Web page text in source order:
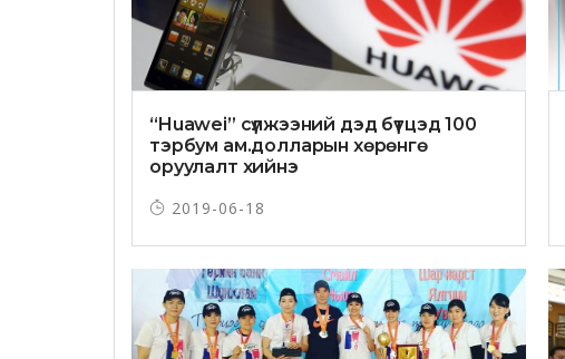
“Huawei” сүлжээний дэд бүтцэд 100
тэрбум ам.долларын хөрөнгө
оруулалт хийнэ
2019-06-18